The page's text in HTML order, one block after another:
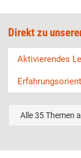
Direkt zu
Aktivierendes
Alle 35 Themen